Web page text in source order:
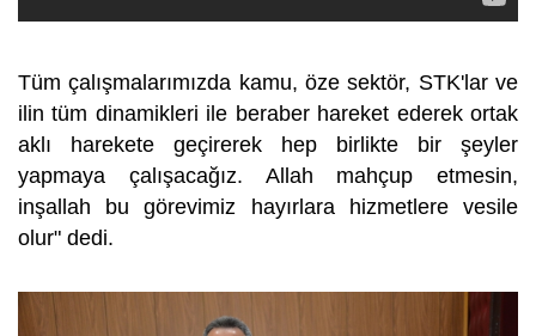
Tüm çalışmalarımızda kamu, öze sektör, STK'lar ve
ilin tüm dinamikleri ile beraber hareket ederek ortak
aklı harekete geçirerek hep birlikte bir şeyler
yapmaya çalışacağız. Allah mahçup etmesin,
inşallah bu görevimiz hayırlara hizmetlere vesile
olur" dedi.